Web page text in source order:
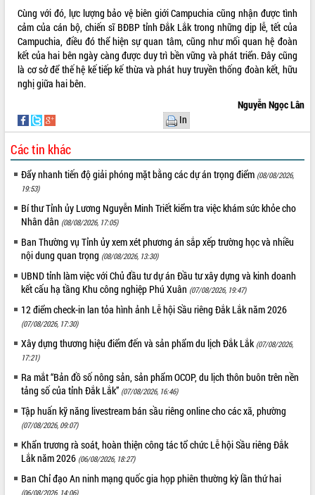
Hôm nay: 26946
Tất cả: 66112614
Cùng với đó, lực lượng bảo vệ biên giới Campuchia cũng nhận được tình
cảm của cán bộ, chiến sĩ BĐBP tỉnh Đắk Lắk trong những dịp lễ, tết của
Campuchia, điều đó thể hiện sự quan tâm, cũng như mối quan hệ đoàn
kết của hai bên ngày càng được duy trì bền vững và phát triển. Đây cũng
là cơ sở để thế hệ kế tiếp kế thừa và phát huy truyền thống đoàn kết, hữu
nghị giữa hai bên.
Nguyễn Ngọc Lân
In
Các tin khác
Đẩy nhanh tiến độ giải phóng mặt bằng các dự án trọng điểm (08/08/2026,
19:53)
Bí thư Tỉnh ủy Lương Nguyễn Minh Triết kiểm tra việc khám sức khỏe cho
Nhân dân (08/08/2026, 17:05)
Ban Thường vụ Tỉnh ủy xem xét phương án sắp xếp trường học và nhiều
nội dung quan trọng (08/08/2026, 13:30)
UBND tỉnh làm việc với Chủ đầu tư dự án Đầu tư xây dựng và kinh doanh
kết cấu hạ tầng Khu công nghiệp Phú Xuân (07/08/2026, 19:47)
12 điểm check-in lan tỏa hình ảnh Lễ hội Sầu riêng Đắk Lắk năm 2026
(07/08/2026, 17:30)
Xây dựng thương hiệu điểm đến và sản phẩm du lịch Đắk Lắk (07/08/2026,
17:21)
Ra mắt “Bản đồ số nông sản, sản phẩm OCOP, du lịch thôn buôn trên nền
tảng số của tỉnh Đắk Lắk” (07/08/2026, 16:46)
Tập huấn kỹ năng livestream bán sầu riêng online cho các xã, phường
(07/08/2026, 09:07)
Khẩn trương rà soát, hoàn thiện công tác tổ chức Lễ hội Sầu riêng Đắk
Lắk năm 2026 (06/08/2026, 18:27)
Ban Chỉ đạo An ninh mạng quốc gia họp phiên thường kỳ lần thứ hai
(06/08/2026, 14:06)